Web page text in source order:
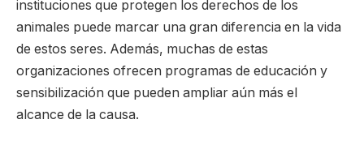
instituciones que protegen los derechos de los
animales puede marcar una gran diferencia en la vida
de estos seres. Además, muchas de estas
organizaciones ofrecen programas de educación y
sensibilización que pueden ampliar aún más el
alcance de la causa.